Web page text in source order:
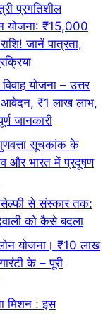
प्रगतिशील
योजना: ₹15,000
जानें पात्रता,
योजना – उत्तर
₹1 लाख लाभ,
जानकारी
सूचकांक के
और भारत में प्रदूषण
सेल्फी से संस्कार तक:
को कैसे बदला
योजना। ₹10 लाख
के – पूरी
मिशन : इस